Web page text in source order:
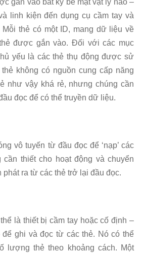
gắn vào bất kỳ bề mặt vật lý nào –
linh kiện đến dụng cụ cầm tay và
thẻ có một ID, mang dữ liệu về
được gắn vào. Đối với các mục
yếu là các thẻ thụ động được sử
không có nguồn cung cấp năng
như vậy khá rẻ, nhưng chúng cần
đọc để có thể truyền dữ liệu.
vô tuyến từ đầu đọc để ‘nạp’ các
thiết cho hoạt động và chuyển
phát ra từ các thẻ trở lại đầu đọc.
là thiết bị cầm tay hoặc cố định –
ghi và đọc từ các thẻ. Nó có thể
lượng thẻ theo khoảng cách. Một